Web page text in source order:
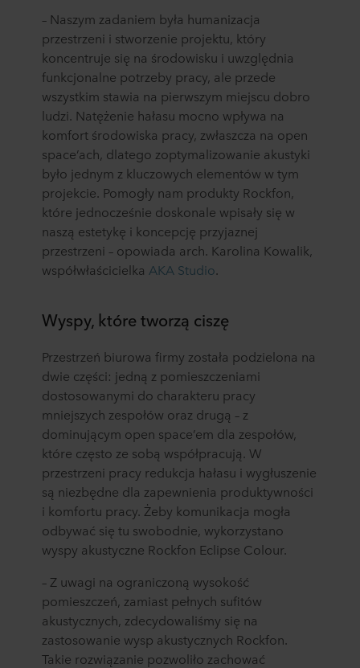
– Naszym zadaniem była humanizacja
przestrzeni i stworzenie projektu, który
koncentruje się na środowisku i uwzględnia
funkcjonalne potrzeby pracy, ale przede
wszystkim stawia na pierwszym miejscu dobro
ludzi. Natężenie hałasu mocno wpływa na
komfort środowiska pracy, zwłaszcza na open
space’ach, dlatego zoptymalizowanie akustyki
było jednym z kluczowych elementów w tym
projekcie. Pomogły nam produkty Rockfon,
które jednocześnie doskonale wpisały się w
naszą estetykę i koncepcję przyjaznej
przestrzeni – opowiada arch. Karolina Kowalik,
współwłaścicielka AKA Studio.
Wyspy, które tworzą ciszę
Przestrzeń biurowa firmy została podzielona na
dwie części: jedną z pomieszczeniami
dostosowanymi do charakteru pracy
mniejszych zespołów oraz drugą – z
dominującym open space’em dla zespołów,
które często ze sobą współpracują. W
przestrzeni pracy redukcja hałasu i wygłuszenie
są niezbędne dla zapewnienia produktywności
i komfortu pracy. Żeby komunikacja mogła
odbywać się tu swobodnie, wykorzystano
wyspy akustyczne Rockfon Eclipse Colour.
– Z uwagi na ograniczoną wysokość
pomieszczeń, zamiast pełnych sufitów
akustycznych, zdecydowaliśmy się na
zastosowanie wysp akustycznych Rockfon.
Takie rozwiązanie pozwoliło zachować